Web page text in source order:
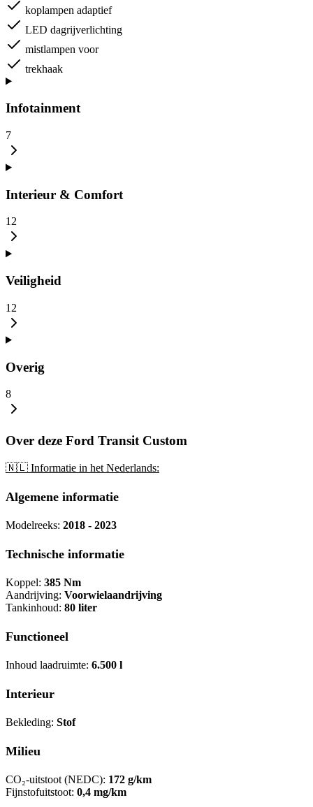
koplampen adaptief
LED dagrijverlichting
mistlampen voor
trekhaak
Infotainment
7
Interieur & Comfort
12
Veiligheid
12
Overig
8
Over deze Ford Transit Custom
🇳🇱 Informatie in het Nederlands:
Algemene informatie
Modelreeks: 2018 - 2023
Technische informatie
Koppel: 385 Nm
Aandrijving: Voorwielaandrijving
Tankinhoud: 80 liter
Functioneel
Inhoud laadruimte: 6.500 l
Interieur
Bekleding: Stof
Milieu
CO₂-uitstoot (NEDC): 172 g/km
Fijnstofuitstoot: 0,4 mg/km